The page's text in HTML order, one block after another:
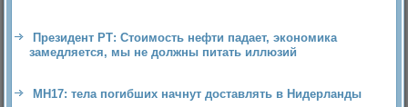
Президент РТ: Стоимость нефти падает, экономика
замедляется, мы не должны питать иллюзий
MH17: тела погибших начнут доставлять в Нидерланды